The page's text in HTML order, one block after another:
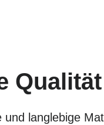
Qualität
langlebige